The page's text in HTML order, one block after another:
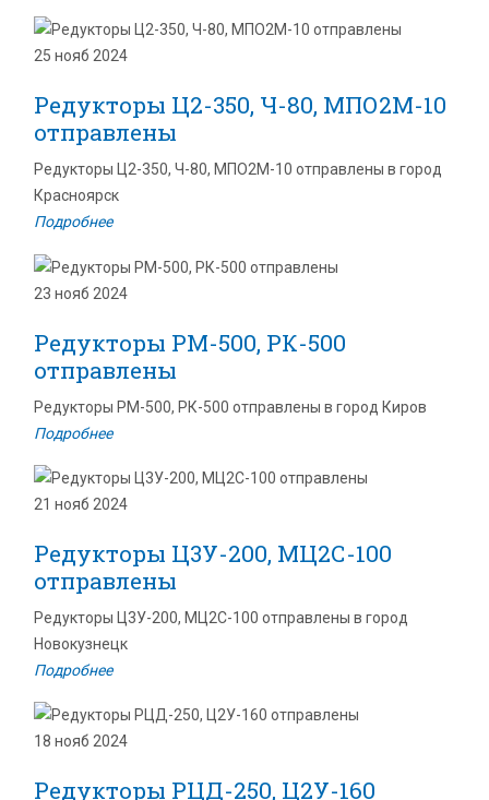
25 нояб 2024
Редукторы Ц2-350, Ч-80, МПО2М-10
отправлены
Редукторы Ц2-350, Ч-80, МПО2М-10 отправлены в город
Красноярск
Подробнее
23 нояб 2024
Редукторы РМ-500, РК-500
отправлены
Редукторы РМ-500, РК-500 отправлены в город Киров
Подробнее
21 нояб 2024
Редукторы Ц3У-200, МЦ2С-100
отправлены
Редукторы Ц3У-200, МЦ2С-100 отправлены в город
Новокузнецк
Подробнее
18 нояб 2024
Редукторы РЦД-250, Ц2У-160